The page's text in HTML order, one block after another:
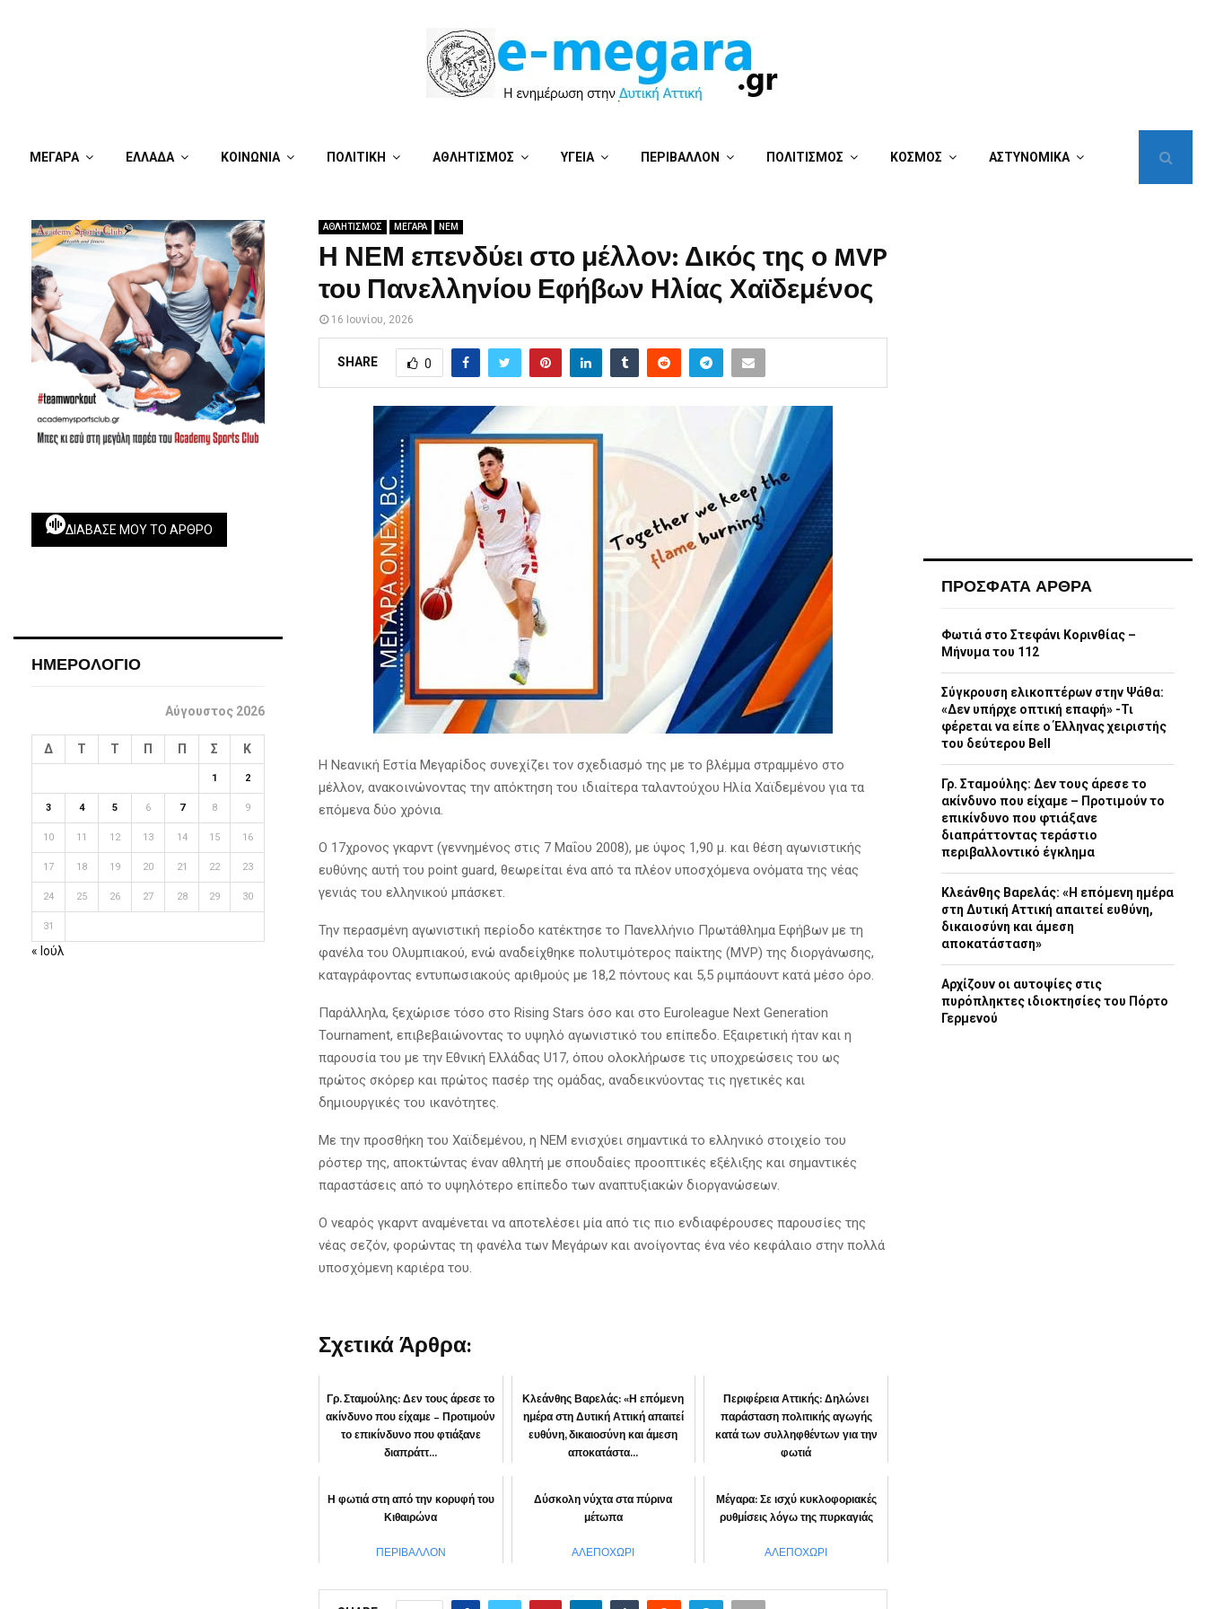
ΜΕΓΑΡΑ ΕΛΛΑΔΑ ΚΟΙΝΩΝΙΑ ΠΟΛΙΤΙΚΗ ΑΘΛΗΤΙΣΜΟΣ ΥΓΕΙΑ ΠΕΡΙΒΑΛΛΟΝ ΠΟΛΙΤΙΣΜΟΣ ΚΟΣΜΟΣ ΑΣΤΥΝΟΜΙΚΑ
ΑΘΛΗΤΙΣΜΟΣ ΜΕΓΑΡΑ ΝΕΜ
Η ΝΕΜ επενδύει στο μέλλον: Δικός της ο MVP
του Πανελληνίου Εφήβων Ηλίας Χαϊδεμένος
16 Ιουνίου, 2026
SHARE 0
Η Νεανική Εστία Μεγαρίδος συνεχίζει τον σχεδιασμό της με το βλέμμα στραμμένο στο
μέλλον, ανακοινώνοντας την απόκτηση του ιδιαίτερα ταλαντούχου Ηλία Χαϊδεμένου για τα
επόμενα δύο χρόνια.
Ο 17χρονος γκαρντ (γεννημένος στις 7 Μαΐου 2008), με ύψος 1,90 μ. και θέση αγωνιστικής
ευθύνης αυτή του point guard, θεωρείται ένα από τα πλέον υποσχόμενα ονόματα της νέας
γενιάς του ελληνικού μπάσκετ.
Την περασμένη αγωνιστική περίοδο κατέκτησε το Πανελλήνιο Πρωτάθλημα Εφήβων με τη
φανέλα του Ολυμπιακού, ενώ αναδείχθηκε πολυτιμότερος παίκτης (MVP) της διοργάνωσης,
καταγράφοντας εντυπωσιακούς αριθμούς με 18,2 πόντους και 5,5 ριμπάουντ κατά μέσο όρο.
Παράλληλα, ξεχώρισε τόσο στο Rising Stars όσο και στο Euroleague Next Generation
Tournament, επιβεβαιώνοντας το υψηλό αγωνιστικό του επίπεδο. Εξαιρετική ήταν και η
παρουσία του με την Εθνική Ελλάδας U17, όπου ολοκλήρωσε τις υποχρεώσεις του ως
πρώτος σκόρερ και πρώτος πασέρ της ομάδας, αναδεικνύοντας τις ηγετικές και
δημιουργικές του ικανότητες.
Με την προσθήκη του Χαϊδεμένου, η ΝΕΜ ενισχύει σημαντικά το ελληνικό στοιχείο του
ρόστερ της, αποκτώντας έναν αθλητή με σπουδαίες προοπτικές εξέλιξης και σημαντικές
παραστάσεις από το υψηλότερο επίπεδο των αναπτυξιακών διοργανώσεων.
Ο νεαρός γκαρντ αναμένεται να αποτελέσει μία από τις πιο ενδιαφέρουσες παρουσίες της
νέας σεζόν, φορώντας τη φανέλα των Μεγάρων και ανοίγοντας ένα νέο κεφάλαιο στην πολλά
υποσχόμενη καριέρα του.
Σχετικά Άρθρα:
Γρ. Σταμούλης: Δεν τους άρεσε το
ακίνδυνο που είχαμε – Προτιμούν
το επικίνδυνο που φτιάξανε
διαπράττ...
Κλεάνθης Βαρελάς: «Η επόμενη
ημέρα στη Δυτική Αττική απαιτεί
ευθύνη, δικαιοσύνη και άμεση
αποκατάστα...
Περιφέρεια Αττικής: Δηλώνει
παράσταση πολιτικής αγωγής
κατά των συλληφθέντων για την
φωτιά
Η φωτιά στη από την κορυφή του
Κιθαιρώνα
ΠΕΡΙΒΑΛΛΟΝ
Δύσκολη νύχτα στα πύρινα
μέτωπα
ΑΛΕΠΟΧΩΡΙ
Μέγαρα: Σε ισχύ κυκλοφοριακές
ρυθμίσεις λόγω της πυρκαγιάς
ΑΛΕΠΟΧΩΡΙ
ΔΙΆΒΑΣΕ ΜΟΥ ΤΟ ΆΡΘΡΟ
ΗΜΕΡΟΛΟΓΙΟ
Αύγουστος 2026
Δ Τ Τ Π Π Σ Κ
1 2
3 4 5 6 7 8 9
10 11 12 13 14 15 16
17 18 19 20 21 22 23
24 25 26 27 28 29 30
31
« Ιούλ
ΠΡΟΣΦΑΤΑ ΑΡΘΡΑ
Φωτιά στο Στεφάνι Κορινθίας –
Μήνυμα του 112
Σύγκρουση ελικοπτέρων στην Ψάθα:
«Δεν υπήρχε οπτική επαφή» -Τι
φέρεται να είπε ο Έλληνας χειριστής
του δεύτερου Bell
Γρ. Σταμούλης: Δεν τους άρεσε το
ακίνδυνο που είχαμε – Προτιμούν το
επικίνδυνο που φτιάξανε
διαπράττοντας τεράστιο
περιβαλλοντικό έγκλημα
Κλεάνθης Βαρελάς: «Η επόμενη ημέρα
στη Δυτική Αττική απαιτεί ευθύνη,
δικαιοσύνη και άμεση
αποκατάσταση»
Αρχίζουν οι αυτοψίες στις
πυρόπληκτες ιδιοκτησίες του Πόρτο
Γερμενού